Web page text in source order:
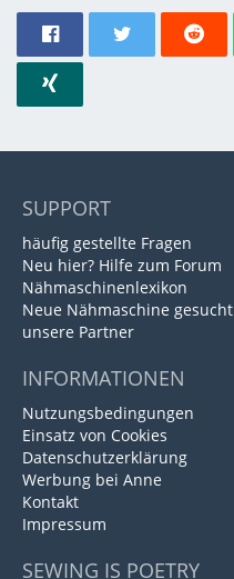
SUPPORT
häufig gestellte Fragen
Neu hier? Hilfe zum Forum
Nähmaschinenlexikon
Neue Nähmaschine gesucht
unsere Partner
INFORMATIONEN
Nutzungsbedingungen
Einsatz von Cookies
Datenschutzerklärung
Werbung bei Anne
Kontakt
Impressum
SEWING IS POETRY